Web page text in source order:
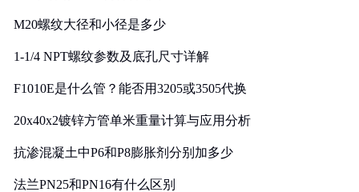
M20螺纹大径和小径是多少
1-1/4 NPT螺纹参数及底孔尺寸详解
F1010E是什么管？能否用3205或3505代换
20x40x2镀锌方管单米重量计算与应用分析
抗渗混凝土中P6和P8膨胀剂分别加多少
法兰PN25和PN16有什么区别